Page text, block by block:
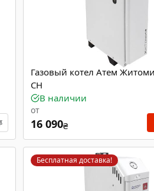
Газовый котел Атем
СН
В наличии
от
16 090₴
Бесплатная доставка!